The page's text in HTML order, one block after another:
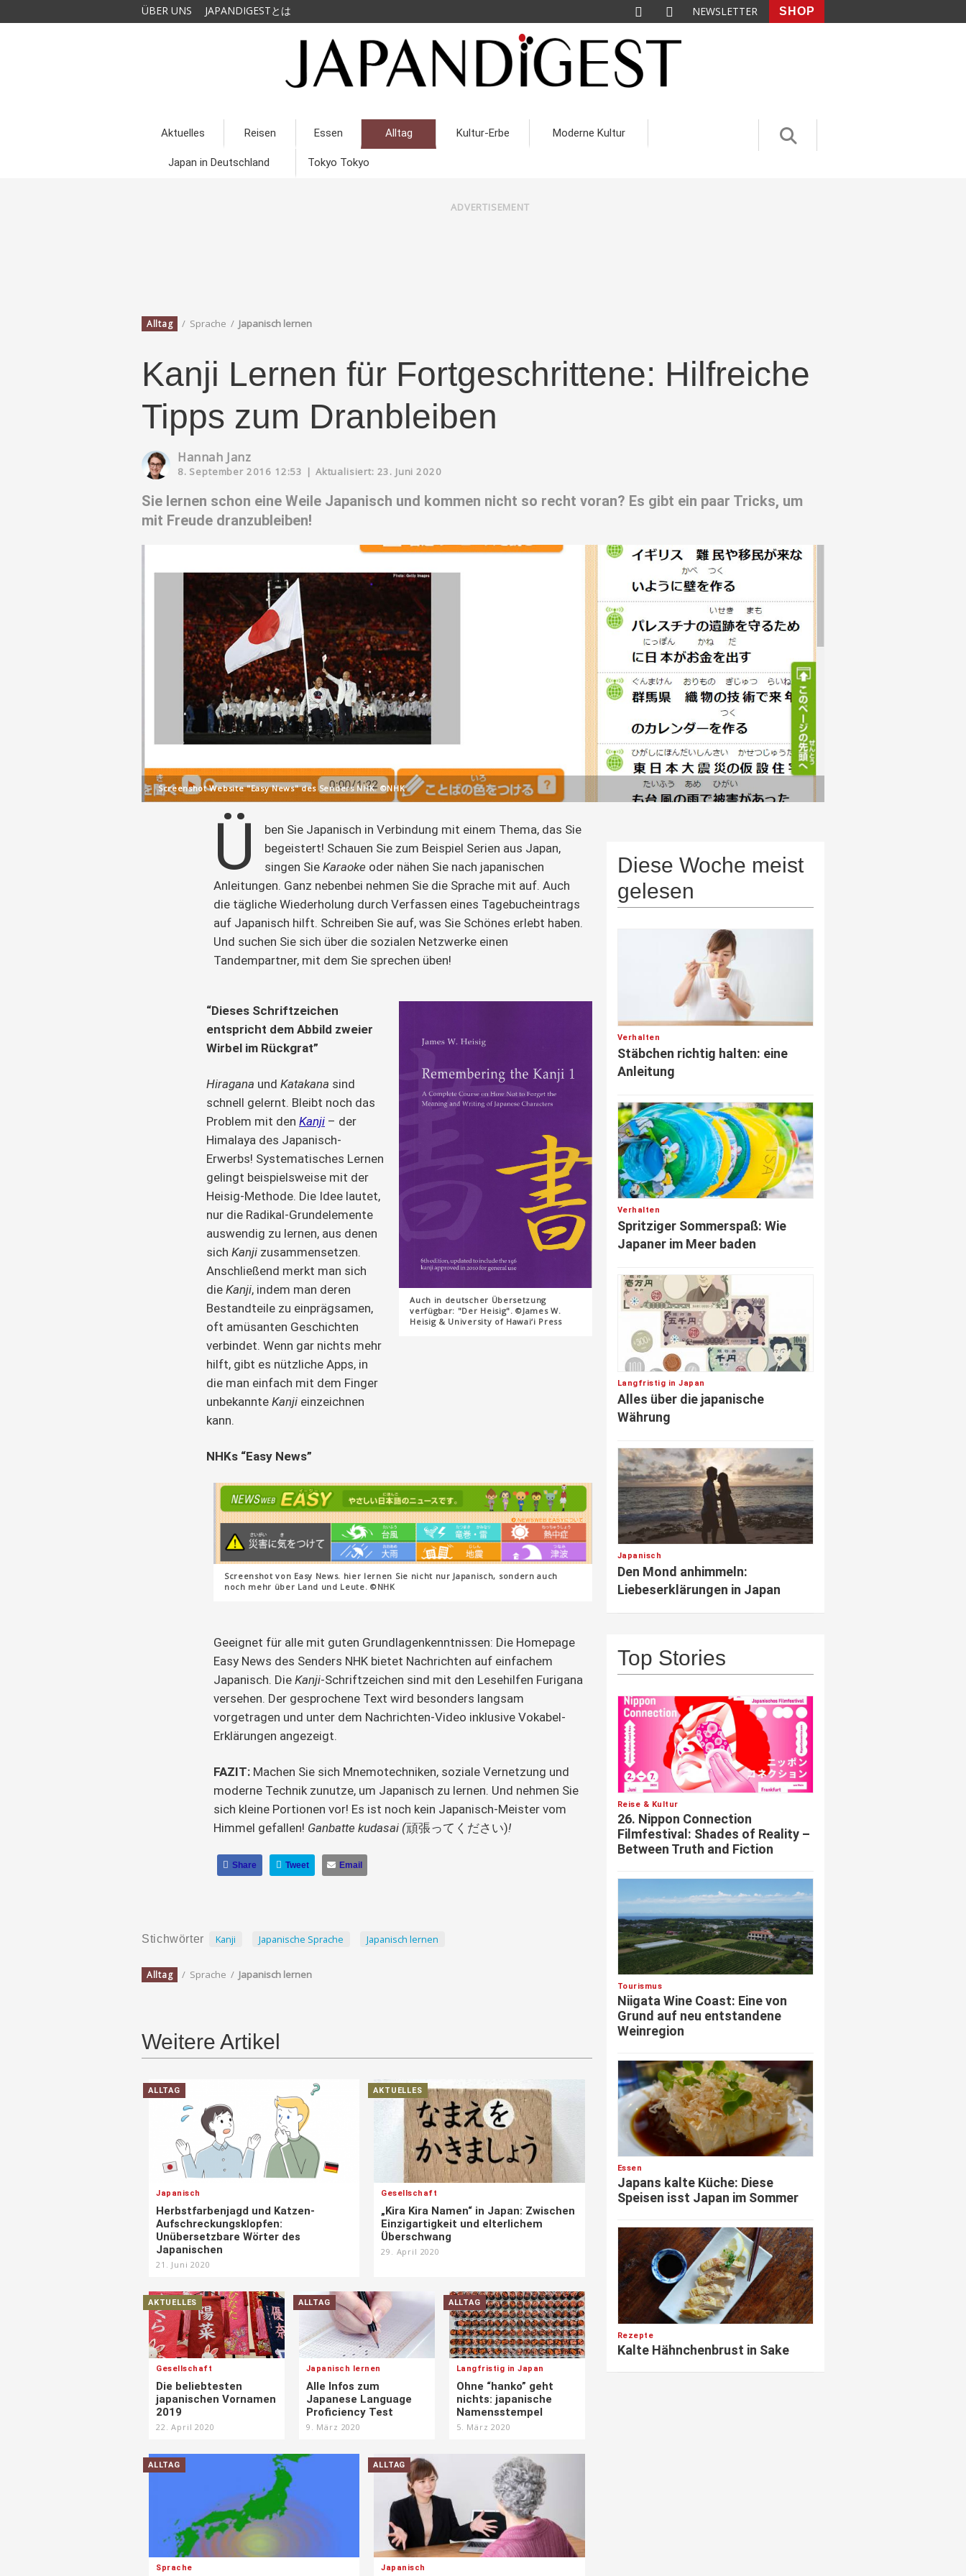
ÜBER UNS JAPANDIGESTとは NEWSLETTER SHOP
Aktuelles Reisen Essen Alltag Kultur-Erbe Moderne Kultur
Japan in Deutschland Tokyo Tokyo
ADVERTISEMENT
Alltag / Sprache / Japanisch lernen
Kanji Lernen für Fortgeschrittene: Hilfreiche
Tipps zum Dranbleiben
Hannah Janz
8. September 2016 12:53 | Aktualisiert: 23. Juni 2020
Sie lernen schon eine Weile Japanisch und kommen nicht so recht voran? Es gibt ein paar Tricks, um
mit Freude dranzubleiben!
Screenshot Website "Easy News" des Senders NHK. ©NHK
Ü
ben Sie Japanisch in Verbindung mit einem Thema, das Sie
begeistert! Schauen Sie zum Beispiel Serien aus Japan,
singen Sie Karaoke oder nähen Sie nach japanischen
Anleitungen. Ganz nebenbei nehmen Sie die Sprache mit auf. Auch
die tägliche Wiederholung durch Verfassen eines Tagebucheintrags
auf Japanisch hilft. Schreiben Sie auf, was Sie Schönes erlebt haben.
Und suchen Sie sich über die sozialen Netzwerke einen
Tandempartner, mit dem Sie sprechen üben!
“Dieses Schriftzeichen
entspricht dem Abbild zweier
Wirbel im Rückgrat”
Hiragana und Katakana sind
schnell gelernt. Bleibt noch das
Problem mit den Kanji – der
Himalaya des Japanisch-
Erwerbs! Systematisches Lernen
gelingt beispielsweise mit der
Heisig-Methode. Die Idee lautet,
nur die Radikal-Grundelemente
auswendig zu lernen, aus denen
sich Kanji zusammensetzen.
Anschließend merkt man sich
die Kanji, indem man deren
Bestandteile zu einprägsamen,
oft amüsanten Geschichten
verbindet. Wenn gar nichts mehr
hilft, gibt es nützliche Apps, in
die man einfach mit dem Finger
unbekannte Kanji einzeichnen
kann.
NHKs “Easy News”
Auch in deutscher Übersetzung
verfügbar: "Der Heisig". ©James W.
Heisig & University of Hawai‘i Press
Screenshot von Easy News. hier lernen Sie nicht nur Japanisch, sondern auch
noch mehr über Land und Leute. ©NHK
Geeignet für alle mit guten Grundlagenkenntnissen: Die Homepage
Easy News des Senders NHK bietet Nachrichten auf einfachem
Japanisch. Die Kanji-Schriftzeichen sind mit den Lesehilfen Furigana
versehen. Der gesprochene Text wird besonders langsam
vorgetragen und unter dem Nachrichten-Video inklusive Vokabel-
Erklärungen angezeigt.
FAZIT: Machen Sie sich Mnemotechniken, soziale Vernetzung und
moderne Technik zunutze, um Japanisch zu lernen. Und nehmen Sie
sich kleine Portionen vor! Es ist noch kein Japanisch-Meister vom
Himmel gefallen! Ganbatte kudasai (頑張ってください)!
Share Tweet Email
Stichwörter Kanji Japanische Sprache Japanisch lernen
Alltag / Sprache / Japanisch lernen
Weitere Artikel
ALLTAG
Japanisch
Herbstfarbenjagd und Katzen-
Aufschreckungsklopfen:
Unübersetzbare Wörter des
Japanischen
21. Juni 2020
AKTUELLES
Gesellschaft
„Kira Kira Namen“ in Japan: Zwischen
Einzigartigkeit und elterlichem
Überschwang
29. April 2020
AKTUELLES
Gesellschaft
Die beliebtesten
japanischen Vornamen
2019
22. April 2020
ALLTAG
Japanisch lernen
Alle Infos zum
Japanese Language
Proficiency Test
9. März 2020
ALLTAG
Langfristig in Japan
Ohne “hanko” geht
nichts: japanische
Namensstempel
5. März 2020
ALLTAG
Sprache
ALLTAG
Japanisch
Diese Woche meist
gelesen
Verhalten
Stäbchen richtig halten: eine
Anleitung
Verhalten
Spritziger Sommerspaß: Wie
Japaner im Meer baden
Langfristig in Japan
Alles über die japanische
Währung
Japanisch
Den Mond anhimmeln:
Liebeserklärungen in Japan
Top Stories
Reise & Kultur
26. Nippon Connection
Filmfestival: Shades of Reality –
Between Truth and Fiction
Tourismus
Niigata Wine Coast: Eine von
Grund auf neu entstandene
Weinregion
Essen
Japans kalte Küche: Diese
Speisen isst Japan im Sommer
Rezepte
Kalte Hähnchenbrust in Sake